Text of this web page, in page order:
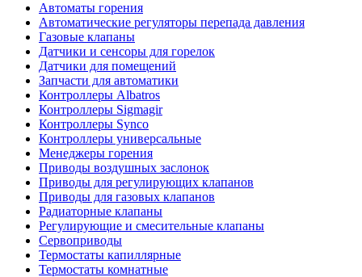
Автоматы горения
Автоматические регуляторы перепада давления
Газовые клапаны
Датчики и сенсоры для горелок
Датчики для помещений
Запчасти для автоматики
Контроллеры Albatros
Контроллеры Sigmagir
Контроллеры Synco
Контроллеры универсальные
Менеджеры горения
Приводы воздушных заслонок
Приводы для регулирующих клапанов
Приводы для газовых клапанов
Радиаторные клапаны
Регулирующие и смесительные клапаны
Сервоприводы
Термостаты капиллярные
Термостаты комнатные